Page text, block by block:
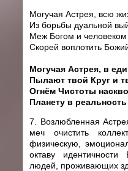
Могучая Астрея, всю
Из борьбы дуальной
Меж Богом и человеком
Скорей воплотить
Могучая Астрея, в
Пылают твой Круг и
Огнём Чистоты
Планету в
7. Возлюбленная
меч очистить
физическую,
октаву
людей, проживающих